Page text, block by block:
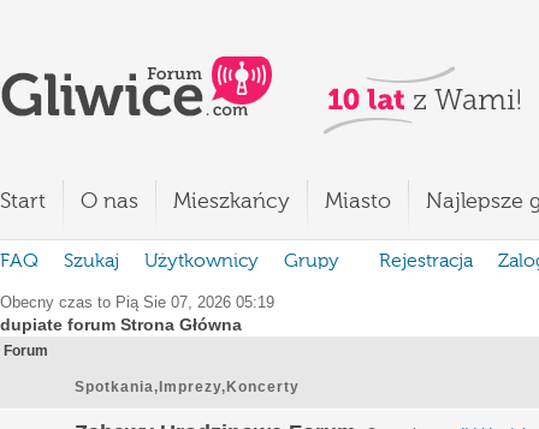
Start O nas Mieszkańcy Miasto Najlepsze
FAQ Szukaj Użytkownicy Grupy Rejestracja
Obecny czas to Pią Sie 07, 2026 05:19
dupiate forum Strona Główna
Forum
Spotkania,Imprezy,Koncerty